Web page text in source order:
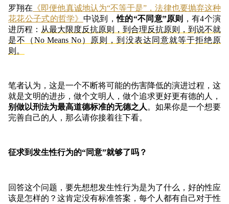
罗翔在 《即便他真诚地认为“不等于是”，法律也要抛弃这种
花花公子式的哲学》 中说到，性的“不同意”原则
，有4个演
进历程： 从最大限度反抗原则，到合理反抗原则，到说不就
是不（No Means No）原则，到没表达同意就等于拒绝原
则。
笔者认为，这是一个不断将可能的伤害降低的演进过程，这
就是文明的进步，做个文明人，做个追求更好更有德的人，
别做以刑法为最高道德标准的无德之人 。如果你是一个想要
完善自己的人，那么请你接着往下看。
征求到发生性行为的“同意”就够了吗？
回答这个问题，要先想想发生性行为是为了什么，好的性应
该是怎样的？这肯定没有标准答案，每个人都有自己对于性